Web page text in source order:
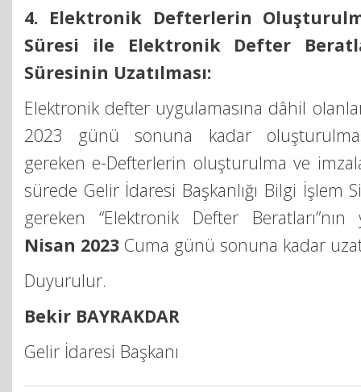
4. Elektronik Defterlerin
Süresi ile Elektronik Defter
Süresinin Uzatılması:
Elektronik defter uygulamasına dâhil
2023 günü sonuna kadar
gereken e-Defterlerin oluşturulma ve
sürede Gelir İdaresi Başkanlığı Bilgi İşlem
gereken “Elektronik Defter
Nisan 2023 Cuma günü sonuna kadar
Duyurulur.
Bekir BAYRAKDAR
Gelir İdaresi Başkanı